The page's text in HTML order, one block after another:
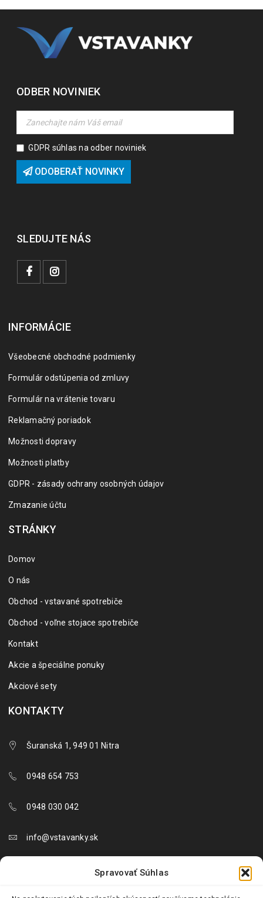
Spravovať Súhlas
ODBER NOVINIEK
GDPR súhlas na odber noviniek
ODOBERAŤ NOVINKY
SLEDUJTE NÁS
INFORMÁCIE
Všeobecné obchodné podmienky
Formulár odstúpenia od zmluvy
Formulár na vrátenie tovaru
Reklamačný poriadok
Možnosti dopravy
Možnosti platby
GDPR - zásady ochrany osobných údajov
Zmazanie účtu
STRÁNKY
Domov
O nás
Obchod - vstavané spotrebiče
Obchod - voľne stojace spotrebiče
Kontakt
Akcie a špeciálne ponuky
Akciové sety
KONTAKTY
Šuranská 1, 949 01 Nitra
0948 654 753
0948 030 042
info@vstavanky.sk
objednavky@vstavanky.sk